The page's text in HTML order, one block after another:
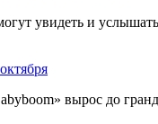
увидеть и
вырос до